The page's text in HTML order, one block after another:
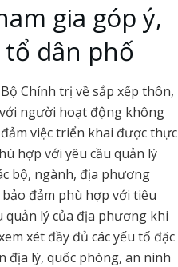
gia góp ý,
tổ dân phố
Chính trị về sắp xếp thôn,
người hoạt động không
việc triển khai được thực
hợp với yêu cầu quản lý
bộ, ngành, địa phương
đảm phù hợp với tiêu
quản lý của địa phương khi
xét đầy đủ các yếu tố đặc
địa lý, quốc phòng, an ninh